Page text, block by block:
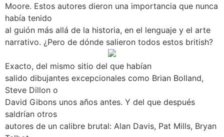
Moore. Estos autores dieron una importancia que nunca
había tenido
al guión más allá de la historia, en el lenguaje y el arte
narrativo. ¿Pero de dónde salieron todos estos british?
Exacto, del mismo sitio del que habían
salido dibujantes excepcionales como Brian Bolland,
Steve Dillon o
David Gibons unos años antes. Y del que después
saldrían otros
autores de un calibre brutal: Alan Davis, Pat Mills, Bryan